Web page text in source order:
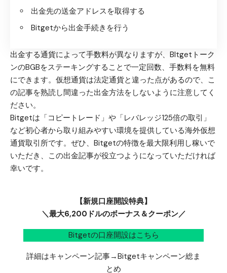
出金先の送金アドレスを取得する
Bitgetから出金手続きを行う
出金する通貨によって手数料が異なりますが、BItgetトーク
ンのBGBをステーキングすることで一定回数、手数料を無料
にできます。仮想通貨は法定通貨と違った点があるので、こ
の記事を熟読し間違った出金方法をしないように注意してく
ださい。
Bitgetは「コピートレード」や「レバレッジ125倍の取引」
など初心者から取り組みやすい環境を提供している海外仮想
通貨取引所です。ぜひ、Bitgetの特徴を最大限利用し稼いで
いただき、この出金記事が役立つようになっていただければ
幸いです。
【新規口座開設特典】
＼最大6,200ドルのボーナス＆クーポン／
Bitgetの口座開設はこちら
詳細はキャンペーン記事→Bitgetキャンペーン総ま
とめ